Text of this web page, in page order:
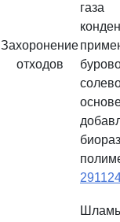
Захоронение
отходов
газа